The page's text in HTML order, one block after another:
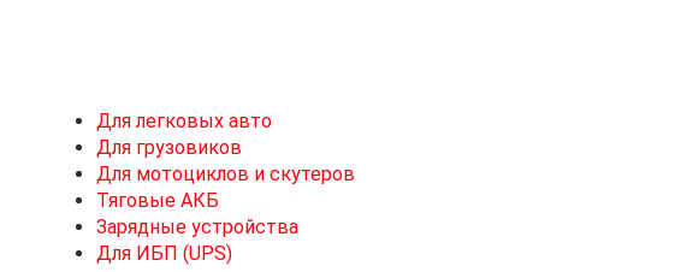
Для легковых авто
Для грузовиков
Для мотоциклов и скутеров
Тяговые АКБ
Зарядные устройства
Для ИБП (UPS)